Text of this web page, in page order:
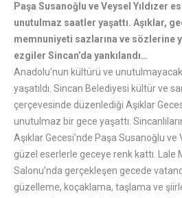
Paşa Susanoğlu ve Veysel Yıldızer
unutulmaz saatler yaşattı. Aşıklar,
memnuniyeti sazlarına ve sözlerine
ezgiler Sincan’da yankılandı…
Anadolu’nun kültürü ve
yaşatıldı. Sincan Belediyesi kültür ve
çerçevesinde düzenlediği Aşıklar
unutulmaz bir gece yaşattı.
Aşıklar Gecesi’nde Paşa Susanoğlu ve
güzel eserlerle geceye renk kattı. Lale
Salonu’nda gerçekleşen gecede
güzelleme, koçaklama, taşlama ve